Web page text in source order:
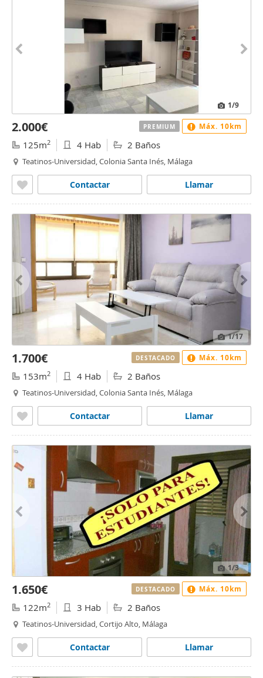
1/9
2.000€
125m2 4 Hab 2 Baños
Teatinos-Universidad, Colonia Santa Inés, Málaga
Llamar
Contactar
PREMIUM Máx. 10km
1/17
1.700€
153m2 4 Hab 2 Baños
Teatinos-Universidad, Colonia Santa Inés, Málaga
Llamar
Contactar
DESTACADO Máx. 10km
1/3
1.650€
122m2 3 Hab 2 Baños
Teatinos-Universidad, Cortijo Alto, Málaga
Llamar
Contactar
DESTACADO Máx. 10km